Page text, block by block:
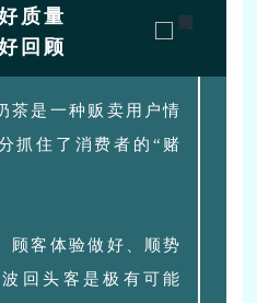
质量
回顾
茶是一种贩卖用户情
抓住了消费者的“赌
顾客体验做好、顺势
回头客是极有可能